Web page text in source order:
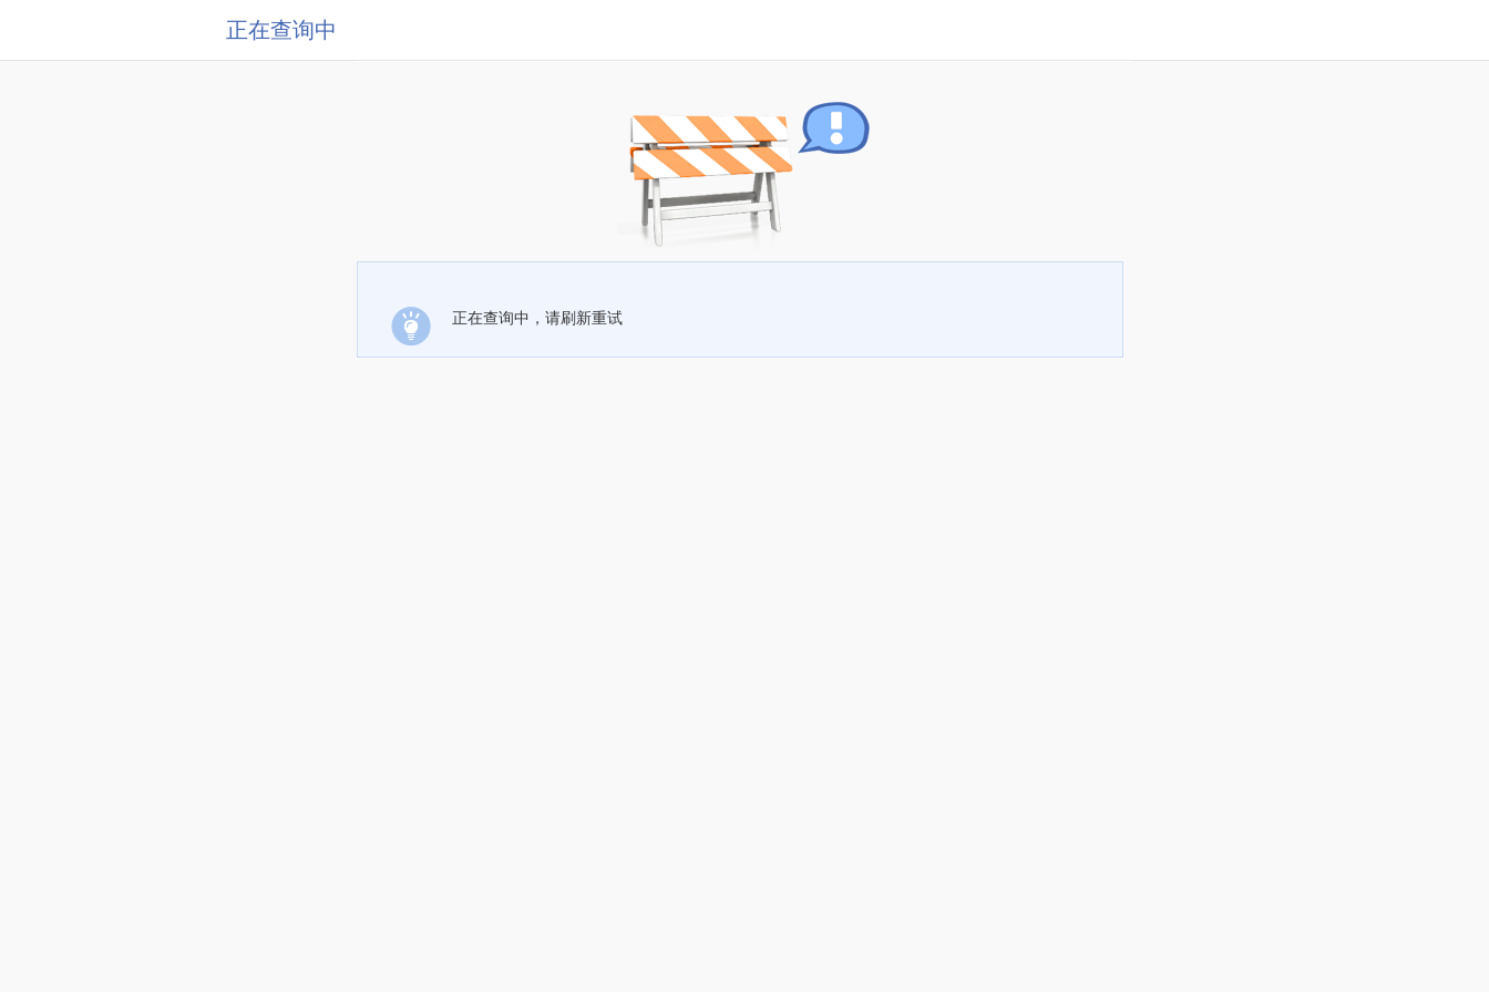
正在查询中
正在查询中，请刷新重试